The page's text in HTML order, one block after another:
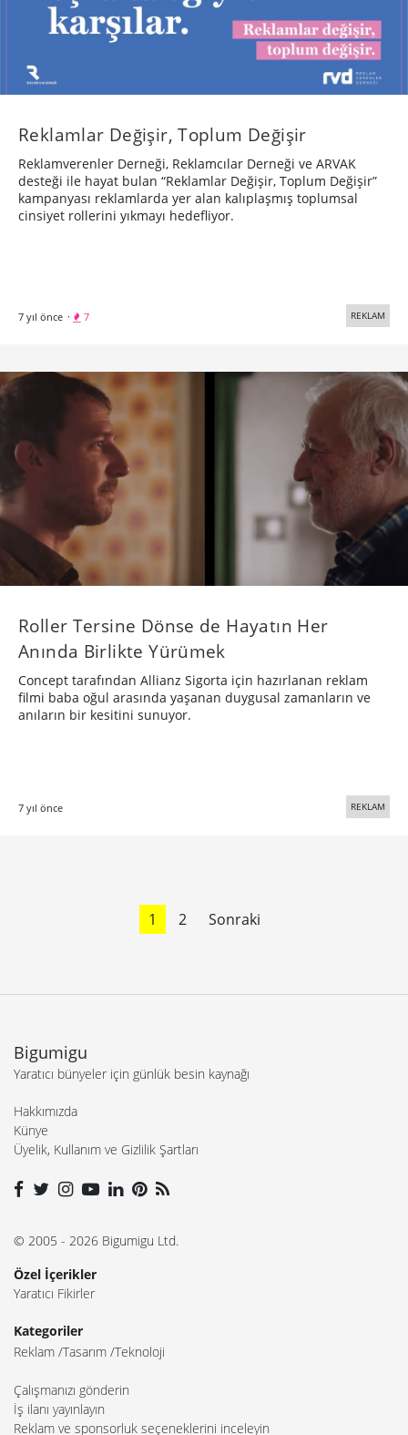
Reklamlar Değişir, Toplum Değişir
Reklamverenler Derneği, Reklamcılar Derneği ve ARVAK
desteği ile hayat bulan “Reklamlar Değişir, Toplum Değişir”
kampanyası reklamlarda yer alan kalıplaşmış toplumsal
cinsiyet rollerini yıkmayı hedefliyor.
7 yıl önce · 7 REKLAM
Roller Tersine Dönse de Hayatın Her
Anında Birlikte Yürümek
Concept tarafından Allianz Sigorta için hazırlanan reklam
filmi baba oğul arasında yaşanan duygusal zamanların ve
anıların bir kesitini sunuyor.
7 yıl önce REKLAM
1 2 Sonraki
Bigumigu
Yaratıcı bünyeler için günlük besin kaynağı
Hakkımızda
Künye
Üyelik, Kullanım ve Gizlilik Şartları
© 2005 - 2026 Bigumigu Ltd.
Özel İçerikler
Yaratıcı Fikirler
Kategoriler
Reklam Tasarım Teknoloji
Çalışmanızı gönderin
İş ilanı yayınlayın
Reklam ve sponsorluk seçeneklerini inceleyin